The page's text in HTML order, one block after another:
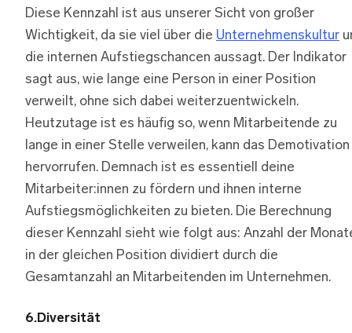
Diese Kennzahl ist aus unserer Sicht von großer
Wichtigkeit, da sie viel über die Unternehmenskultur
die internen Aufstiegschancen aussagt. Der Indikator
sagt aus, wie lange eine Person in einer Position
verweilt, ohne sich dabei weiterzuentwickeln.
Heutzutage ist es häufig so, wenn Mitarbeitende zu
lange in einer Stelle verweilen, kann das Demotivation
hervorrufen. Demnach ist es essentiell deine
Mitarbeiter:innen zu fördern und ihnen interne
Aufstiegsmöglichkeiten zu bieten. Die Berechnung
dieser Kennzahl sieht wie folgt aus: Anzahl der
in der gleichen Position dividiert durch die
Gesamtanzahl an Mitarbeitenden im Unternehmen.
6.Diversität